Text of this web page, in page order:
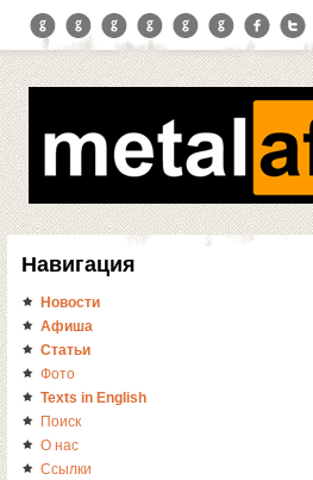
Навигация
Новости
Афиша
Статьи
Фото
Texts in English
Поиск
О нас
Ссылки